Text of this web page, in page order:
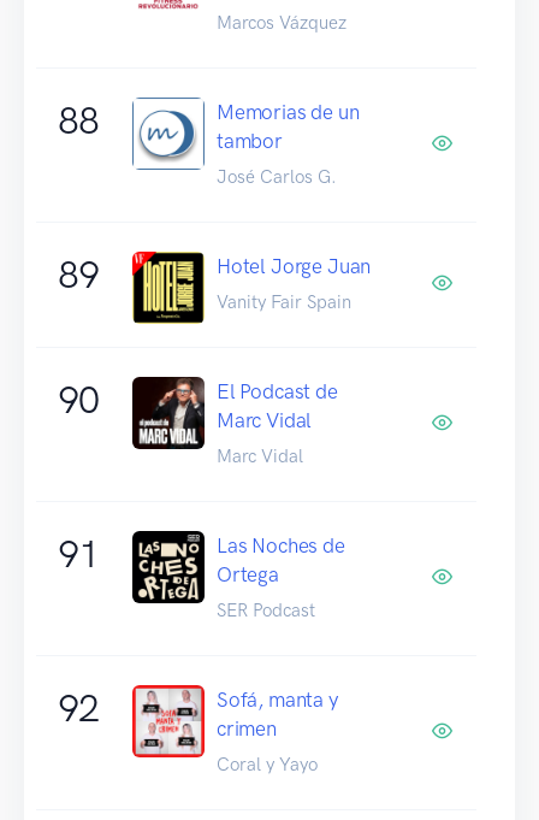
Marcos Vázquez
88
Memorias de un
tambor
José Carlos G.
89 Hotel Jorge Juan
Vanity Fair Spain
90
El Podcast de
Marc Vidal
Marc Vidal
91
Las Noches de
Ortega
SER Podcast
92
Sofá, manta y
crimen
Coral y Yayo